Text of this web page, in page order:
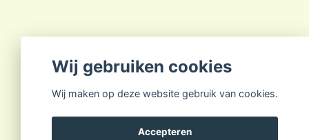
Wij gebruiken cookies
Wij maken op deze website gebruik van cookies.
Accepteren